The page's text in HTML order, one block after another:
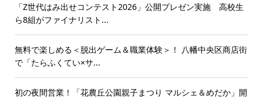
「Z世代はみ出せコンテスト2026」公開プレゼン実施 高校生
ら8組がファイナリスト...
無料で楽しめる＜脱出ゲーム＆職業体験＞！ 八幡中央区商店街
で「たらふくてい×サ...
初の夜間営業！「花農丘公園親子まつり マルシェ＆めだか」開